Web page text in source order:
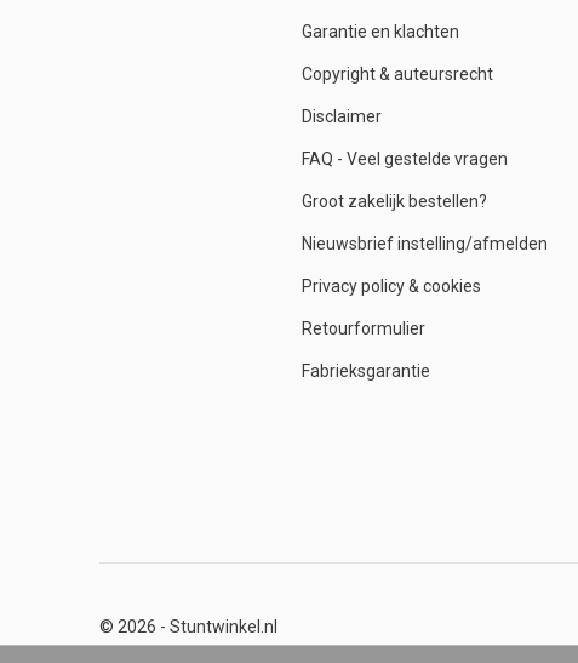
Garantie en klachten
Copyright & auteursrecht
Disclaimer
FAQ - Veel gestelde vragen
Groot zakelijk bestellen?
Nieuwsbrief instelling/afmelden
Privacy policy & cookies
Retourformulier
Fabrieksgarantie
© 2026 - Stuntwinkel.nl